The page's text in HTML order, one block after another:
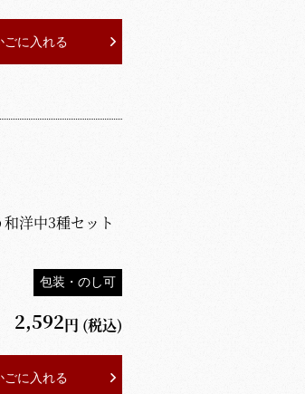
ごに入れる
洋中3種セット
包装・のし可
2,592円 (税込)
ごに入れる